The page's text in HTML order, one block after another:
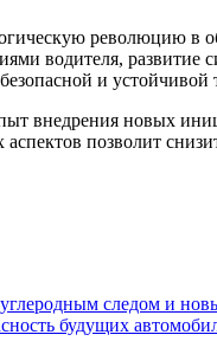
революцию
водителя, развитие
и устойчивой
внедрения новых
позволит
следом и
будущих